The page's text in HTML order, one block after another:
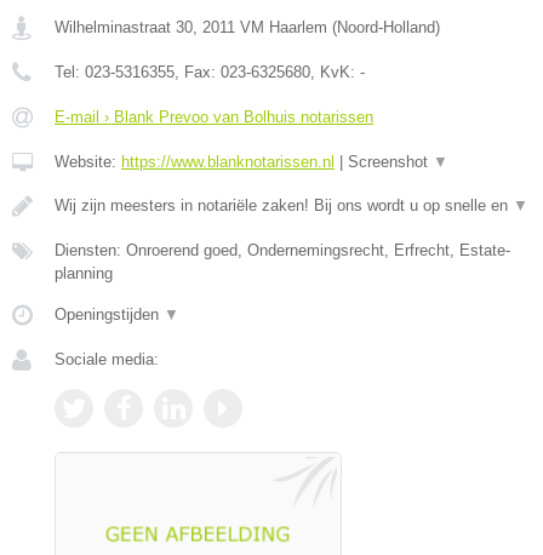
Wilhelminastraat 30, 2011 VM Haarlem (Noord-Holland)
Tel: 023-5316355, Fax: 023-6325680, KvK: -
E-mail › Blank Prevoo van Bolhuis notarissen
Website: https://www.blanknotarissen.nl Screenshot ▼
Wij zijn meesters in notariële zaken! Bij ons wordt u op snelle en ▼
Diensten: Onroerend goed, Ondernemingsrecht, Erfrecht, Estate-
planning
Openingstijden ▼
Sociale media: